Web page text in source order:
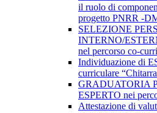
il ruolo di
progetto PNRR -
SELEZIONE
INTERNO/
nel percorso co-
Individuazione di
curriculare
GRADUATORIA
ESPERTO nei
Attestazione di